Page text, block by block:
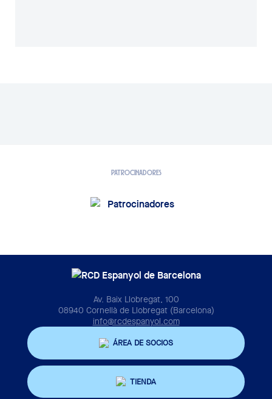
PATROCINADORES
Av. Baix Llobregat, 100
08940 Cornellà de Llobregat (Barcelona)
info@rcdespanyol.com
ÁREA DE SOCIOS
TIENDA